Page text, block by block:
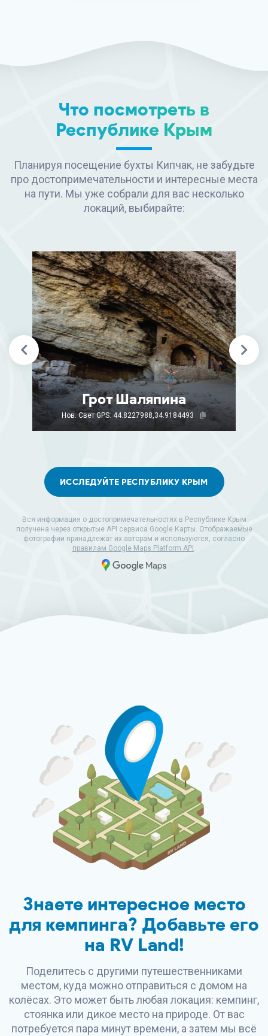
Что посмотреть в
Республике Крым
Планируя посещение бухты Кипчак, не забудьте
про достопримечательности и интересные места
на пути. Мы уже собрали для вас несколько
локаций, выбирайте:
Грот Шаляпина
Нов. СветGPS: 44.8227988,34.9184493
ИССЛЕДУЙТЕ РЕСПУБЛИКУ КРЫМ
Вся информация о достопримечательностях в Республике Крым
получена через открытые API сервиса Google Карты. Отображаемые
фотографии принадлежат их авторам и используются, согласно
правилам Google Maps Platform API .
Знаете интересное место
для кемпинга? Добавьте его
на RV Land!
Поделитесь с другими путешественниками
местом, куда можно отправиться с домом на
колёсах. Это может быть любая локация: кемпинг,
стоянка или дикое место на природе. От вас
потребуется пара минут времени, а затем мы всё